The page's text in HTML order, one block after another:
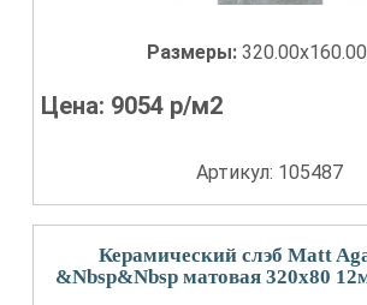
Размеры:
Цена: 9054 р/м2
Артикул: 105487
Керамический слэб Matt
&Nbsp&Nbsp матовая 320x80